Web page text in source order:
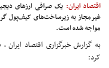
اقتصاد ایران: یک صرافی ارزهای
غیرمجاز به زیرساخت‌های کیف‌پول
مواجه شده است.
به گزارش خبرگزاری اقتصاد ایران
کرد: